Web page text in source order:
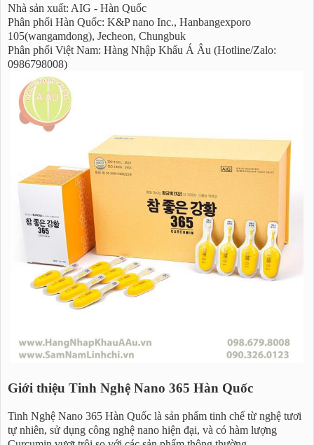
Nhà sản xuất: AIG - Hàn Quốc
Phân phối Hàn Quốc: K&P nano Inc., Hanbangexporo
105(wangamdong), Jecheon, Chungbuk
Phân phối Việt Nam: Hàng Nhập Khẩu Á Âu (Hotline/Zalo:
0986798008)
Giới thiệu Tinh Nghệ Nano 365 Hàn Quốc
Tinh Nghệ Nano 365 Hàn Quốc là sản phẩm tinh chế từ nghệ tươi
tự nhiên, sử dụng công nghệ nano hiện đại, và có hàm lượng